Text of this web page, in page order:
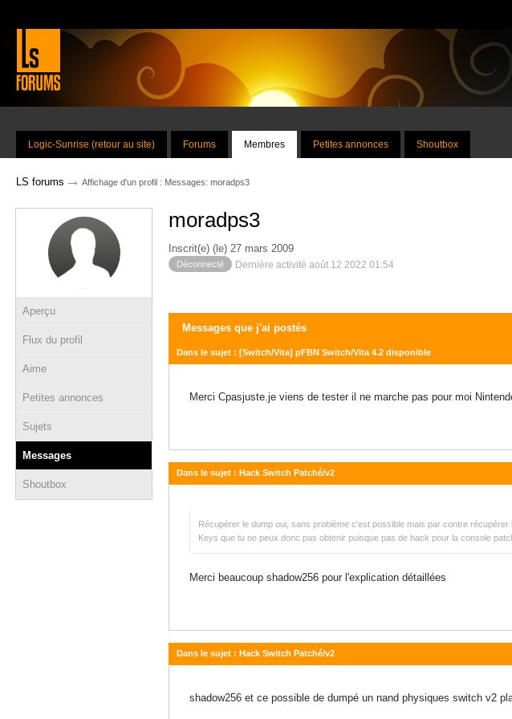
Logic-Sunrise (retour au site) Forums Membres Petites annonces Shoutbox
LS forums → Affichage d'un profil : Messages: moradps3
Aperçu
Flux du profil
Aime
Petites annonces
Sujets
Messages
Shoutbox
moradps3
Inscrit(e) (le) 27 mars 2009
Déconnecté Dernière activité août 12 2022 01:54
Messages que j'ai postés
Dans le sujet : [Switch/Vita] pFBN Switch/Vita 4.2 disponible
Merci Cpasjuste.je viens de tester il ne marche pas pour moi
Dans le sujet : Hack Switch Patché/v2
Récupérer le dump oui, sans problème c'est possible mais par contre
Keys que tu ne peux donc pas obtenir puisque pas de hack pour la console
Merci beaucoup shadow256 pour l'explication détaillées
Dans le sujet : Hack Switch Patché/v2
shadow256 et ce possible de dumpé un nand physiques switch v2